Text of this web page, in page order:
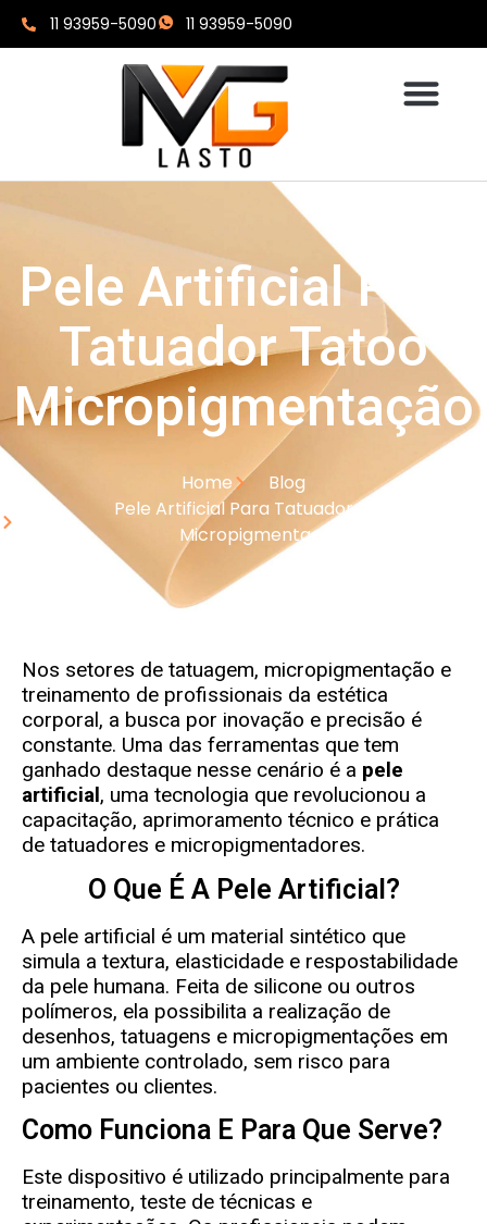
11 93959-5090 11 93959-5090
Pele Artificial Para
Tatuador Tatoo
Micropigmentação
Home
Blog
Pele Artificial Para Tatuador Tatoo
Micropigmentação
Nos setores de tatuagem, micropigmentação e
treinamento de profissionais da estética
corporal, a busca por inovação e precisão é
constante. Uma das ferramentas que tem
ganhado destaque nesse cenário é a pele
artificial, uma tecnologia que revolucionou a
capacitação, aprimoramento técnico e prática
de tatuadores e micropigmentadores.
O Que É A Pele Artificial?
A pele artificial é um material sintético que
simula a textura, elasticidade e respostabilidade
da pele humana. Feita de silicone ou outros
polímeros, ela possibilita a realização de
desenhos, tatuagens e micropigmentações em
um ambiente controlado, sem risco para
pacientes ou clientes.
Como Funciona E Para Que Serve?
Este dispositivo é utilizado principalmente para
treinamento, teste de técnicas e